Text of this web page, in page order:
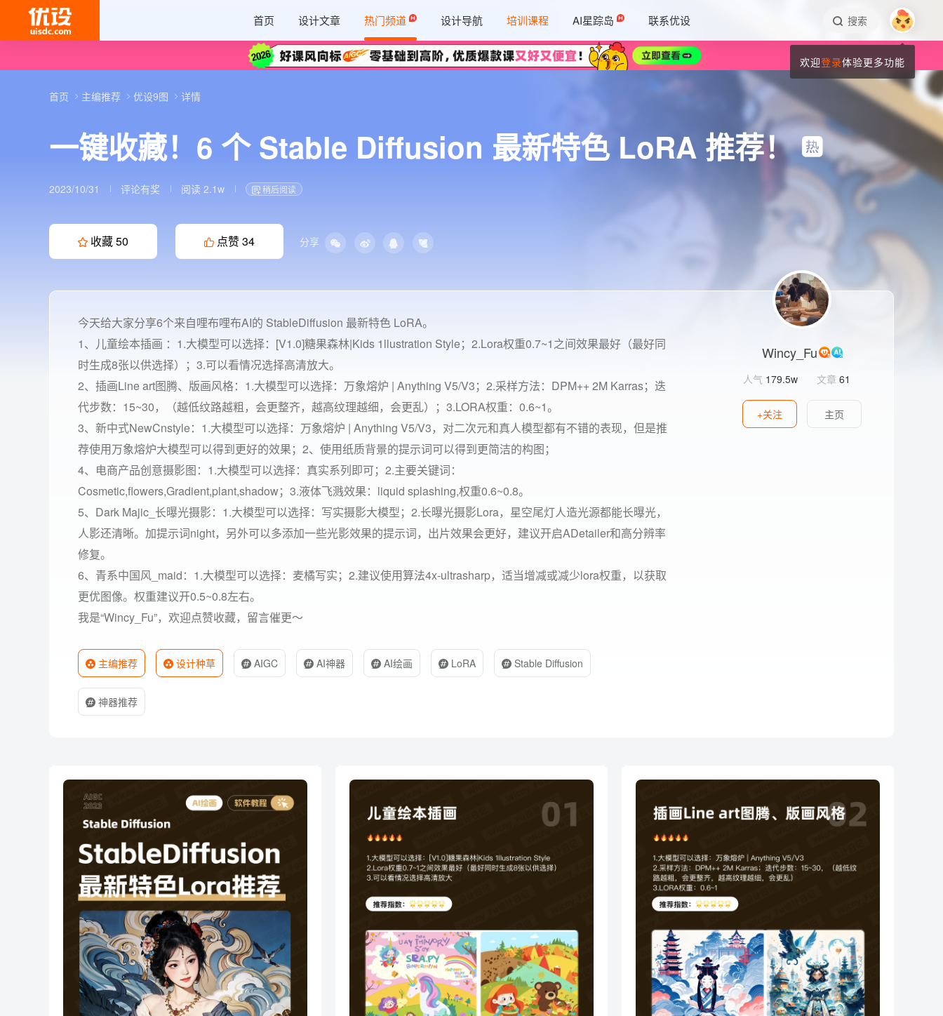
首页 设计文章 热门频道 设计导航 培训课程 AI星踪岛 联系优设 搜索
首页 主编推荐 优设9图 详情
一键收藏！6 个 Stable Diffusion 最新特色 LoRA 推荐！
2023/10/31 评论有奖 阅读 2.1w 稍后阅读
收藏50 点赞34 分享
今天给大家分享6个来自哩布哩布AI的 StableDiffusion 最新特色 LoRA。
1、儿童绘本插画 ：1.大模型可以选择：[V1.0]糖果森林|Kids 1llustration Style；2.Lora权重0.7~1之间效果最好（最好同
时生成8张以供选择）；3.可以看情况选择高清放大。
2、插画Line art图腾、版画风格：1.大模型可以选择：万象熔炉 | Anything V5/V3；2.采样方法：DPM++ 2M Karras；迭
代步数：15~30，（越低纹路越粗，会更整齐，越高纹理越细，会更乱）；3.LORA权重：0.6~1。
3、新中式NewCnstyle：1.大模型可以选择：万象熔炉 | Anything V5/V3，对二次元和真人模型都有不错的表现，但是推
荐使用万象熔炉大模型可以得到更好的效果；2、使用纸质背景的提示词可以得到更简洁的构图；
4、电商产品创意摄影图：1.大模型可以选择：真实系列即可；2.主要关键词：
Cosmetic,flowers,Gradient,plant,shadow；3.液体飞溅效果：liquid splashing,权重0.6~0.8。
5、Dark Majic_长曝光摄影：1.大模型可以选择：写实摄影大模型；2.长曝光摄影Lora，星空尾灯人造光源都能长曝光，
人影还清晰。加提示词night，另外可以多添加一些光影效果的提示词，出片效果会更好，建议开启ADetailer和高分辨率
修复。
6、青系中国风_maid：1.大模型可以选择：麦橘写实；2.建议使用算法4x-ultrasharp，适当增减或减少lora权重，以获取
更优图像。权重建议开0.5~0.8左右。
我是“Wincy_Fu”，欢迎点赞收藏，留言催更～
主编推荐 设计种草 AIGC AI神器 AI绘画 LoRA Stable Diffusion
神器推荐
Wincy_Fu
人气 179.5w 文章 61
+关注 主页
欢迎登录体验更多功能